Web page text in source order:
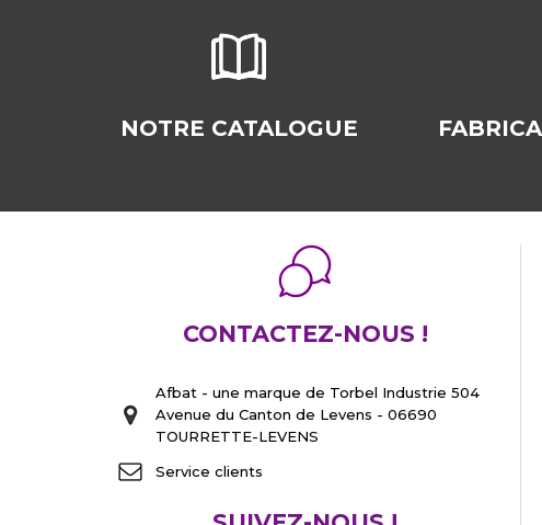
NOTRE CATALOGUE
CONTACTEZ-NOUS !
Afbat - une marque de Torbel Industrie 504
Avenue du Canton de Levens - 06690
TOURRETTE-LEVENS
Service clients